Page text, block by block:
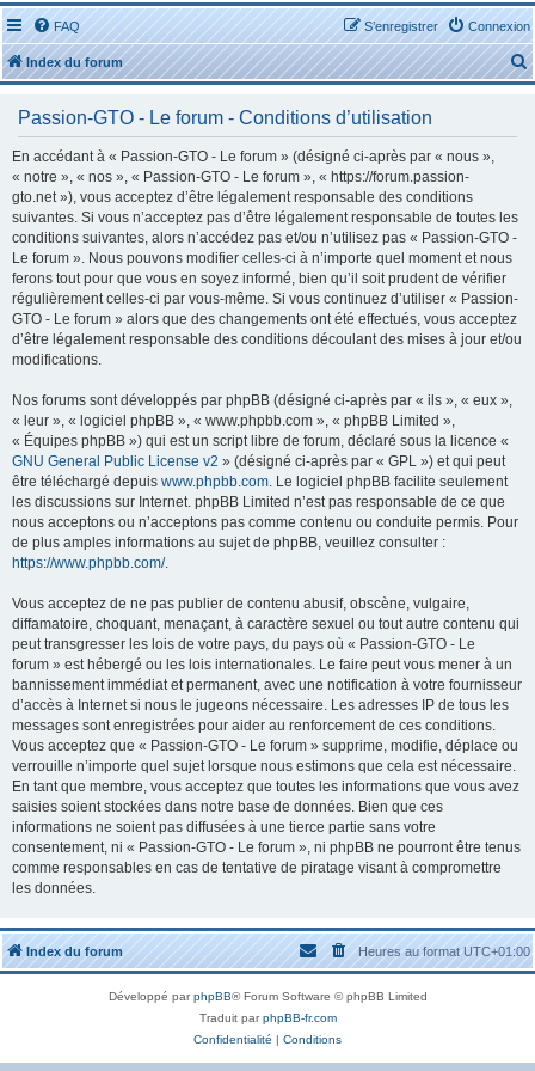
FAQ Connexion
S’enregistrer
Index du forum
e
Passion-GTO - Le forum - Conditions d’utilisation
En accédant à « Passion-GTO - Le forum » (désigné ci-après par « nous »,
« notre », « nos », « Passion-GTO - Le forum », « https://forum.passion-
gto.net »), vous acceptez d’être légalement responsable des conditions
suivantes. Si vous n’acceptez pas d’être légalement responsable de toutes les
conditions suivantes, alors n’accédez pas et/ou n’utilisez pas « Passion-GTO -
Le forum ». Nous pouvons modifier celles-ci à n’importe quel moment et nous
ferons tout pour que vous en soyez informé, bien qu’il soit prudent de vérifier
régulièrement celles-ci par vous-même. Si vous continuez d’utiliser « Passion-
GTO - Le forum » alors que des changements ont été effectués, vous acceptez
d’être légalement responsable des conditions découlant des mises à jour et/ou
modifications.
Nos forums sont développés par phpBB (désigné ci-après par « ils », « eux »,
« leur », « logiciel phpBB », « www.phpbb.com », « phpBB Limited »,
« Équipes phpBB ») qui est un script libre de forum, déclaré sous la licence «
GNU General Public License v2 » (désigné ci-après par « GPL ») et qui peut
être téléchargé depuis www.phpbb.com. Le logiciel phpBB facilite seulement
les discussions sur Internet. phpBB Limited n’est pas responsable de ce que
nous acceptons ou n’acceptons pas comme contenu ou conduite permis. Pour
de plus amples informations au sujet de phpBB, veuillez consulter :
https://www.phpbb.com/.
Vous acceptez de ne pas publier de contenu abusif, obscène, vulgaire,
diffamatoire, choquant, menaçant, à caractère sexuel ou tout autre contenu qui
peut transgresser les lois de votre pays, du pays où « Passion-GTO - Le
forum » est hébergé ou les lois internationales. Le faire peut vous mener à un
bannissement immédiat et permanent, avec une notification à votre fournisseur
d’accès à Internet si nous le jugeons nécessaire. Les adresses IP de tous les
messages sont enregistrées pour aider au renforcement de ces conditions.
Vous acceptez que « Passion-GTO - Le forum » supprime, modifie, déplace ou
verrouille n’importe quel sujet lorsque nous estimons que cela est nécessaire.
En tant que membre, vous acceptez que toutes les informations que vous avez
saisies soient stockées dans notre base de données. Bien que ces
informations ne soient pas diffusées à une tierce partie sans votre
consentement, ni « Passion-GTO - Le forum », ni phpBB ne pourront être tenus
comme responsables en cas de tentative de piratage visant à compromettre
les données.
Index du forum Heures au formatUTC+01:00
Développé parphpBB® Forum Software © phpBB Limited
Traduit parphpBB-fr.com
Confidentialité | Conditions